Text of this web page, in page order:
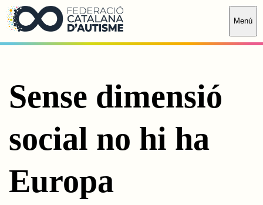
Saltar al contingut principal
Menú
Sense dimensió
social no hi ha
Europa